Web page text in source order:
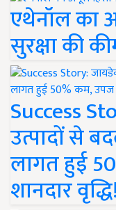
एथेनॉल का
सुरक्षा की
Success
उत्पादों से
लागत हुई
शानदार वृद्धि!